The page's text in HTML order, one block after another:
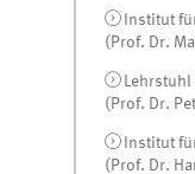
Institut
(Prof. Dr.
(Prof. Dr.
Institut
(Prof. Dr.